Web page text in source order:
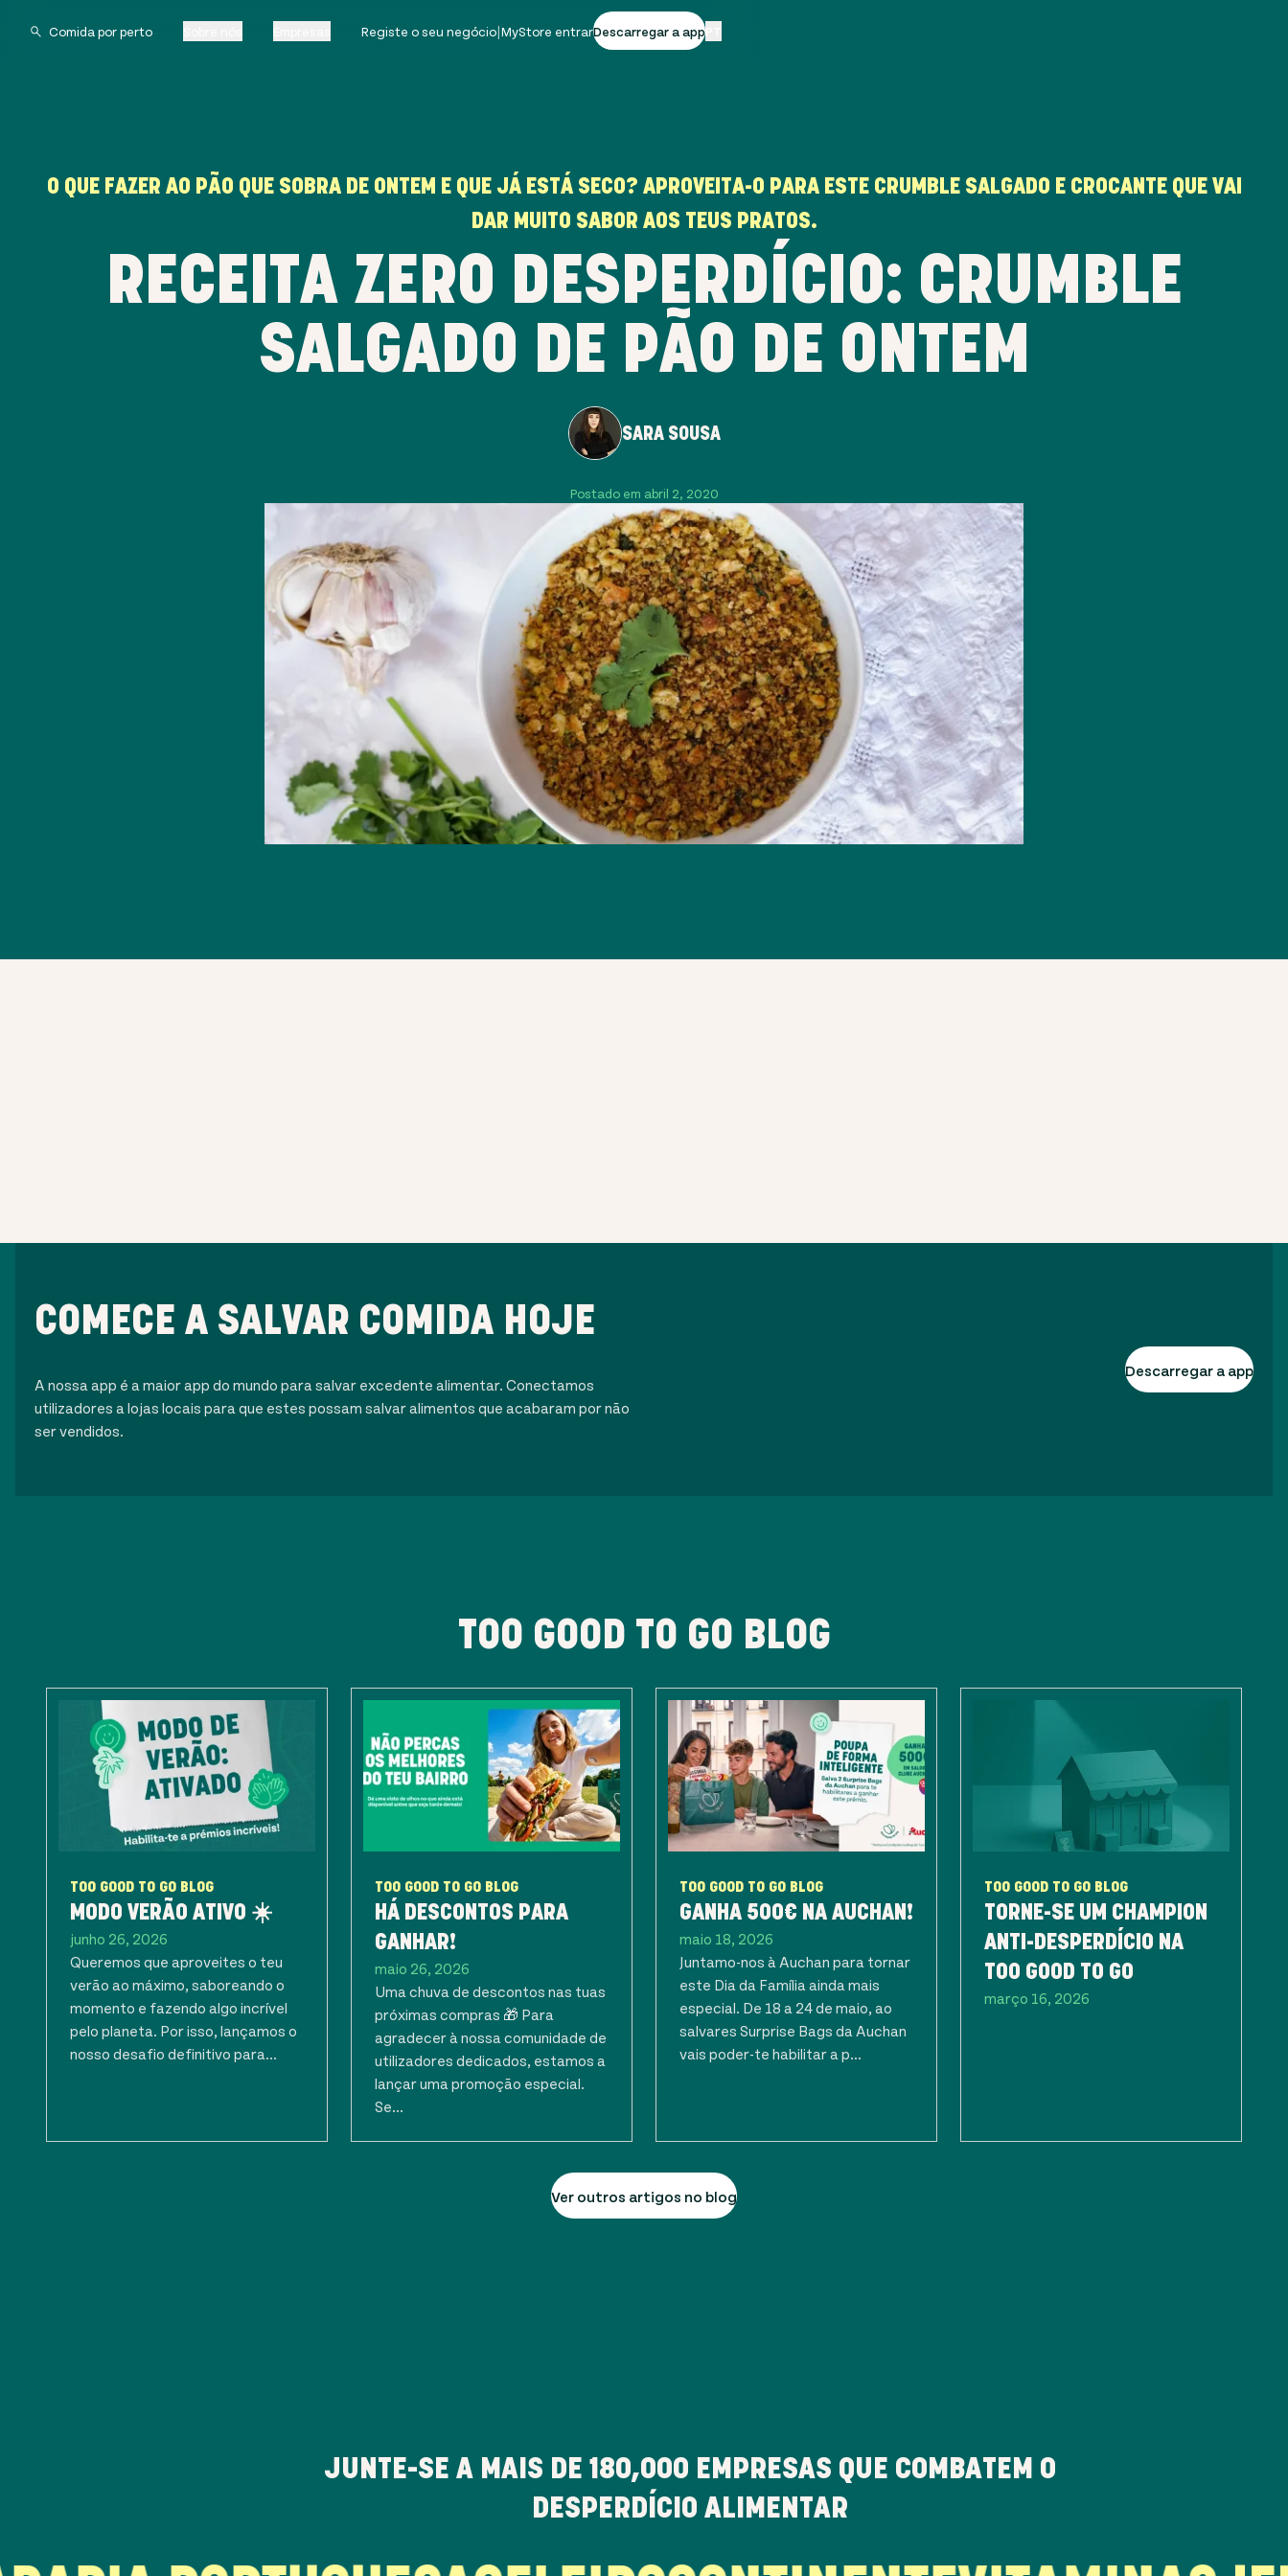
Registe o seu negócio|MyStore entrarDescarregar a app
O QUE FAZER AO PÃO QUE SOBRA DE ONTEM E QUE JÁ ESTÁ SECO? APROVEITA-O PARA ESTE CRUMBLE SALGADO E CROCANTE QUE VAI
DAR MUITO SABOR AOS TEUS PRATOS.
RECEITA ZERO DESPERDÍCIO: CRUMBLE
SALGADO DE PÃO DE ONTEM
SARA SOUSA
Postado em abril 2, 2020
COMECE A SALVAR COMIDA HOJE
A nossa app é a maior app do mundo para salvar excedente alimentar. Conectamos
utilizadores a lojas locais para que estes possam salvar alimentos que acabaram por não
ser vendidos.
Descarregar a app
TOO GOOD TO GO BLOG
TOO GOOD TO GO BLOG
MODO VERÃO ATIVO ☀️
junho 26, 2026
Queremos que aproveites o teu
verão ao máximo, saboreando o
momento e fazendo algo incrível
pelo planeta. Por isso, lançamos o
nosso desafio definitivo para...
TOO GOOD TO GO BLOG
HÁ DESCONTOS PARA
GANHAR!
maio 26, 2026
Uma chuva de descontos nas tuas
próximas compras 🎁 Para
agradecer à nossa comunidade de
utilizadores dedicados, estamos a
lançar uma promoção especial.
Se...
TOO GOOD TO GO BLOG
GANHA 500€ NA AUCHAN!
maio 18, 2026
Juntamo-nos à Auchan para tornar
este Dia da Família ainda mais
especial. De 18 a 24 de maio, ao
salvares Surprise Bags da Auchan
vais poder-te habilitar a p...
TOO GOOD TO GO BLOG
TORNE-SE UM CHAMPION
ANTI-DESPERDÍCIO NA
TOO GOOD TO GO
março 16, 2026
Ver outros artigos no blog
JUNTE-SE A MAIS DE 180,000 EMPRESAS QUE COMBATEM O
DESPERDÍCIO ALIMENTAR